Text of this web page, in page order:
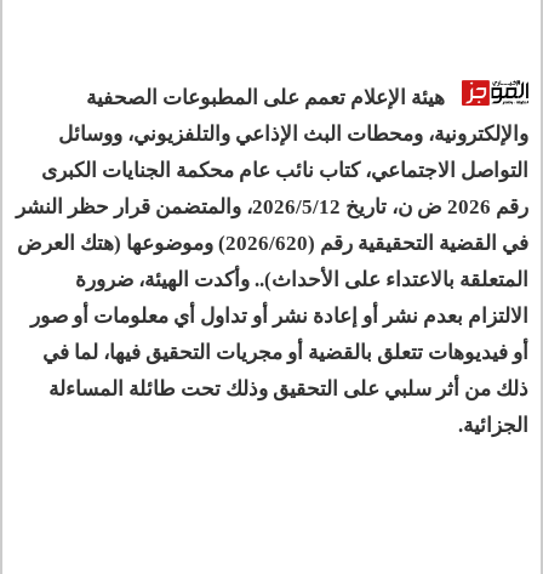
هيئة الإعلام تعمم على المطبوعات الصحفية
والإلكترونية، ومحطات البث الإذاعي والتلفزيوني، ووسائل
التواصل الاجتماعي، كتاب نائب عام محكمة الجنايات الكبرى
رقم 2026 ض ن، تاريخ 2026/5/12، والمتضمن قرار حظر النشر
في القضية التحقيقية رقم (2026/620) وموضوعها (هتك العرض
المتعلقة بالاعتداء على الأحداث).. وأكدت الهيئة، ضرورة
الالتزام بعدم نشر أو إعادة نشر أو تداول أي معلومات أو صور
أو فيديوهات تتعلق بالقضية أو مجريات التحقيق فيها، لما في
ذلك من أثر سلبي على التحقيق وذلك تحت طائلة المساءلة
الجزائية.